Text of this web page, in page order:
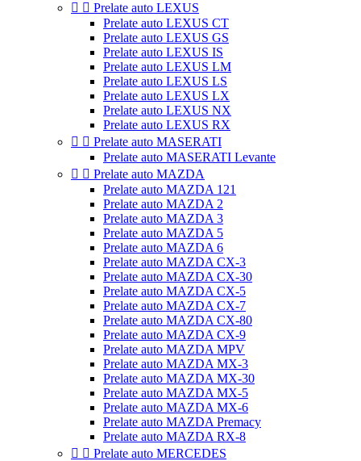
  Prelate auto LEXUS
Prelate auto LEXUS CT
Prelate auto LEXUS GS
Prelate auto LEXUS IS
Prelate auto LEXUS LM
Prelate auto LEXUS LS
Prelate auto LEXUS LX
Prelate auto LEXUS NX
Prelate auto LEXUS RX
  Prelate auto MASERATI
Prelate auto MASERATI Levante
  Prelate auto MAZDA
Prelate auto MAZDA 121
Prelate auto MAZDA 2
Prelate auto MAZDA 3
Prelate auto MAZDA 5
Prelate auto MAZDA 6
Prelate auto MAZDA CX-3
Prelate auto MAZDA CX-30
Prelate auto MAZDA CX-5
Prelate auto MAZDA CX-7
Prelate auto MAZDA CX-80
Prelate auto MAZDA CX-9
Prelate auto MAZDA MPV
Prelate auto MAZDA MX-3
Prelate auto MAZDA MX-30
Prelate auto MAZDA MX-5
Prelate auto MAZDA MX-6
Prelate auto MAZDA Premacy
Prelate auto MAZDA RX-8
  Prelate auto MERCEDES